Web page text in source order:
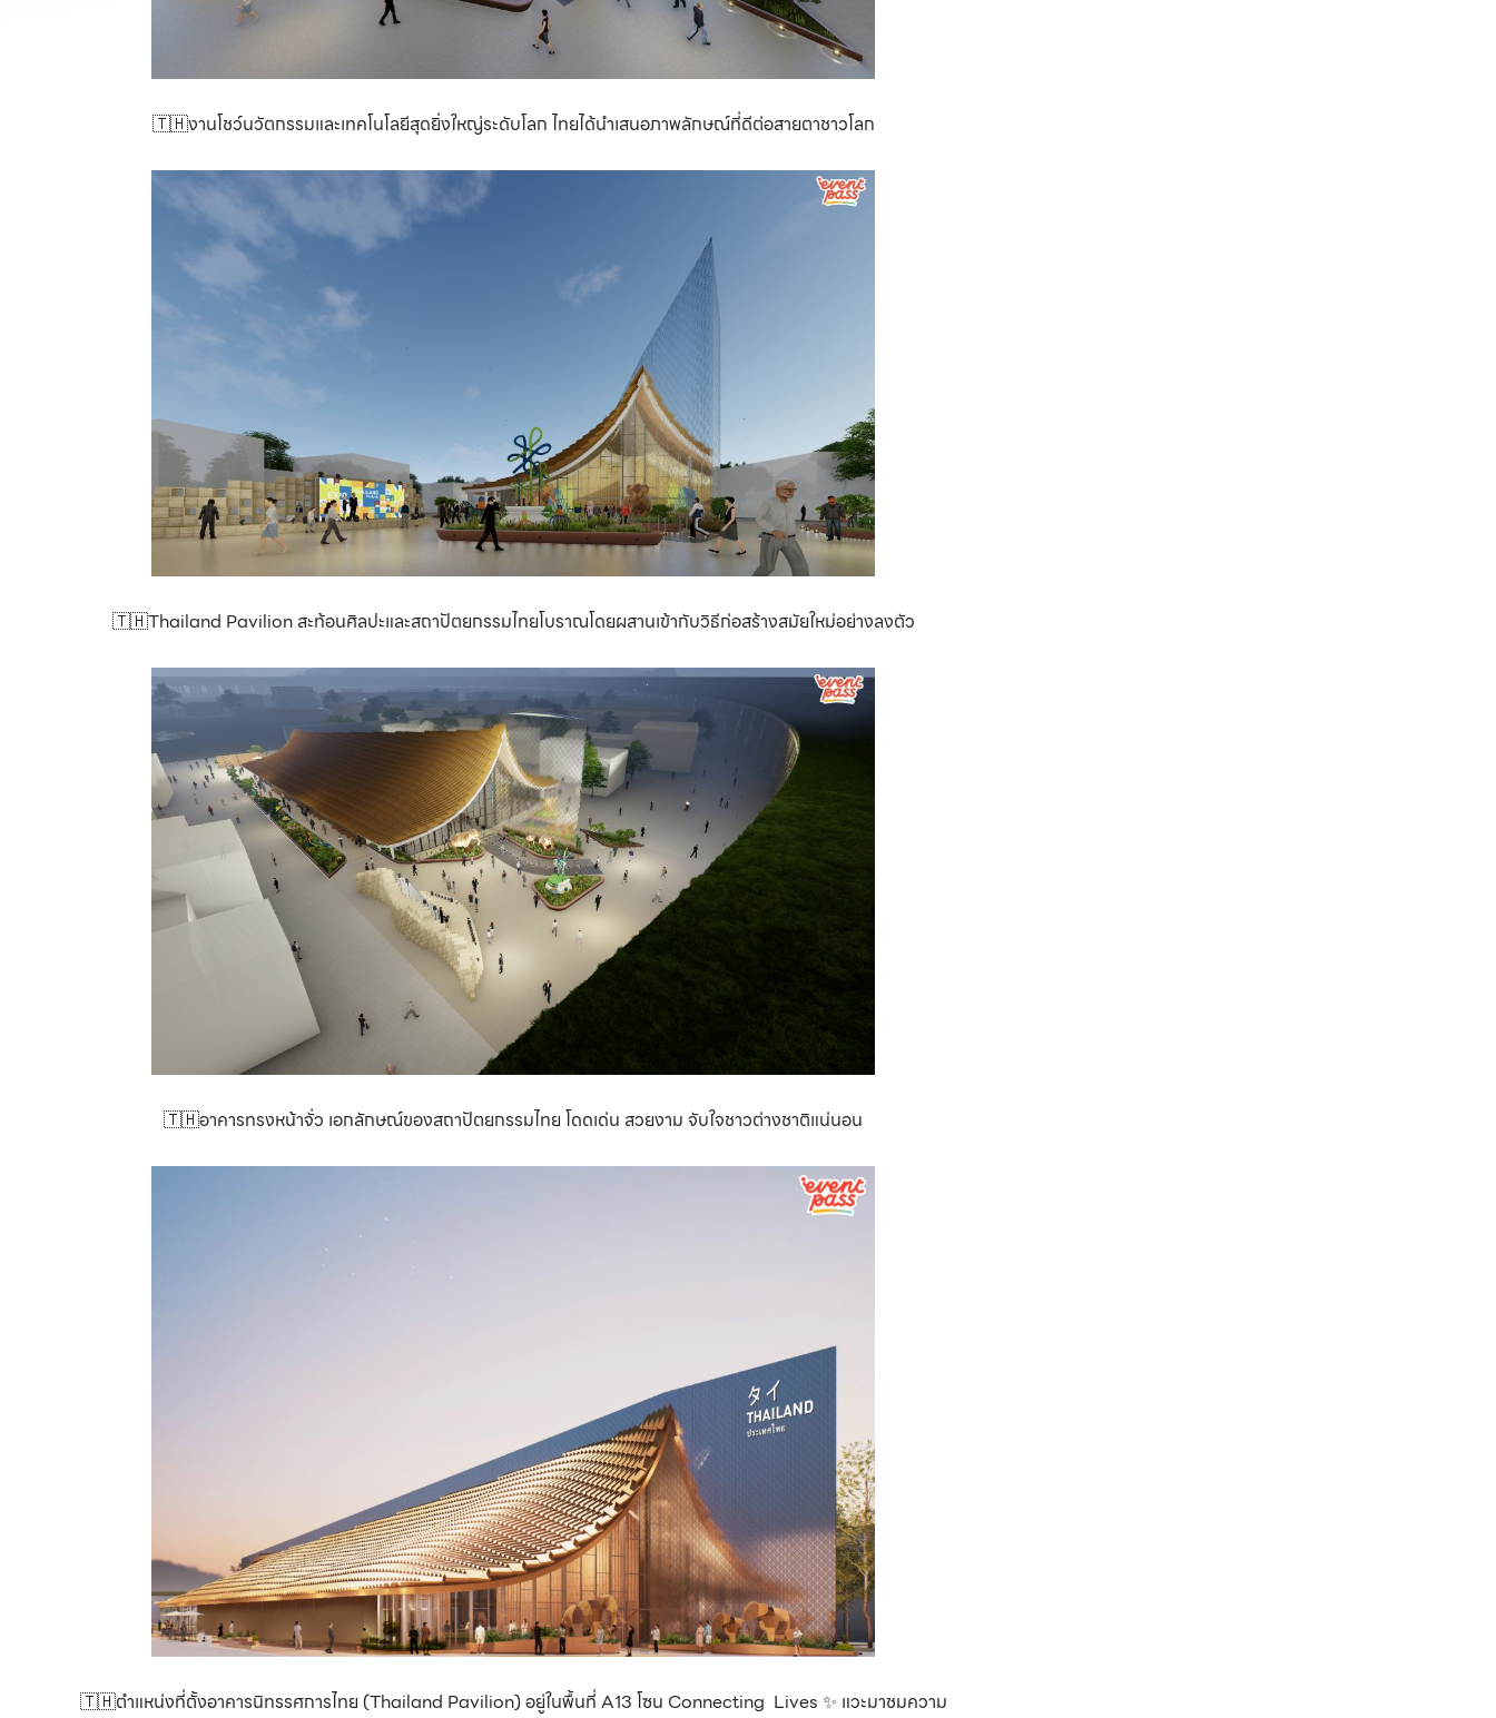
🇹🇭งานโชว์นวัตกรรมและเทคโนโลยีสุดยิ่งใหญ่ระดับโลก ไทยได้นำเสนอภาพลักษณ์ที่ดีต่อสายตาชาวโลก
🇹🇭Thailand Pavilion สะท้อนศิลปะและสถาปัตยกรรมไทยโบราณโดยผสานเข้ากับวิธีก่อสร้างสมัยใหม่อย่างลงตัว
🇹🇭อาคารทรงหน้าจั่ว เอกลักษณ์ของสถาปัตยกรรมไทย โดดเด่น สวยงาม จับใจชาวต่างชาติแน่นอน
🇹🇭ตำแหน่งที่ตั้งอาคารนิทรรศการไทย (Thailand Pavilion) อยู่ในพื้นที่ A13 โซน Connecting Lives ✨ แวะมาชมความ